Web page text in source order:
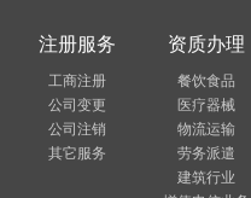
注册服务
工商注册
公司变更
公司注销
其它服务
资质办理
餐饮食品
医疗器械
物流运输
劳务派遣
建筑行业